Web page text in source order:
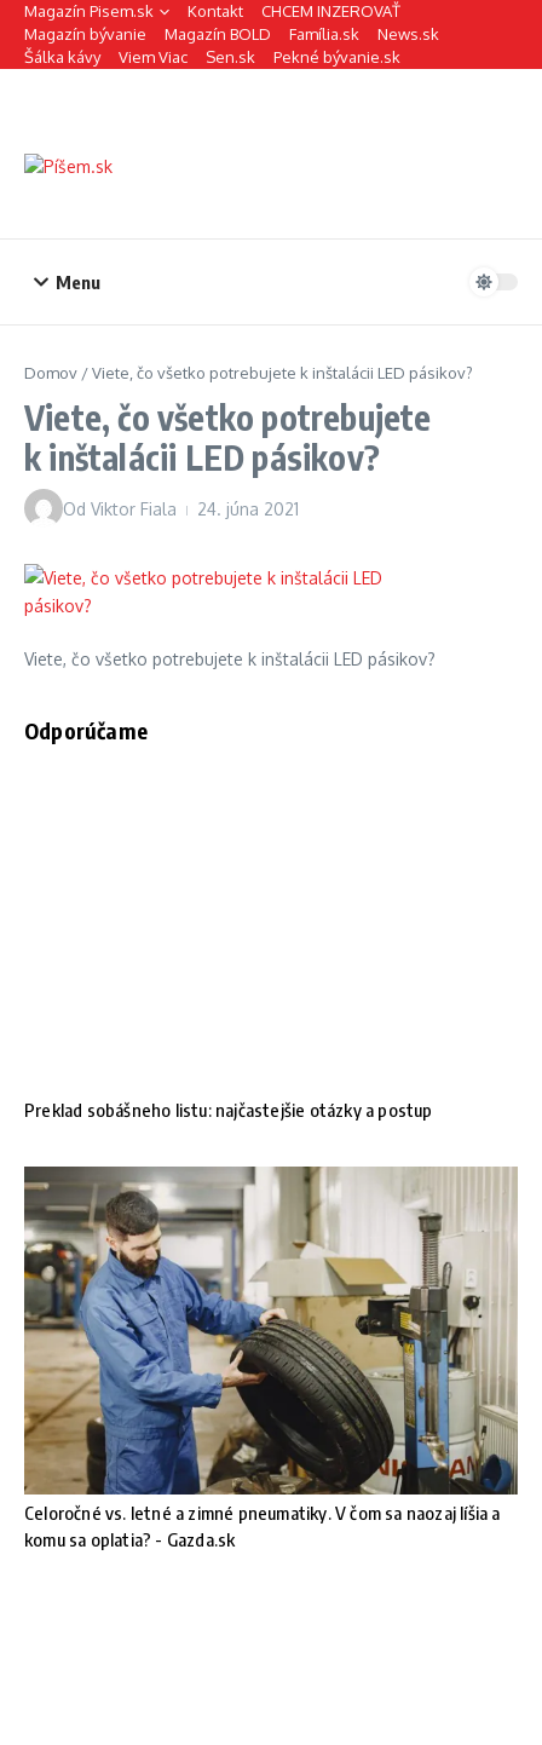
Preskočiť na obsah
Magazín Pisem.sk Kontakt
CHCEM INZEROVAŤ
Magazín bývanie
Magazín BOLD Família.sk
News.sk
Šálka kávy
Viem Viac Sen.sk Pekné bývanie.sk
Menu
Domov /Viete, čo všetko potrebujete k inštalácii LED pásikov?
Viete, čo všetko potrebujete
k inštalácii LED pásikov?
Od Viktor Fiala 24. júna 2021
Viete, čo všetko potrebujete k inštalácii LED pásikov?
Odporúčame
Preklad sobášneho listu: najčastejšie otázky a postup
Celoročné vs. letné a zimné pneumatiky. V čom sa naozaj líšia a
komu sa oplatia? - Gazda.sk